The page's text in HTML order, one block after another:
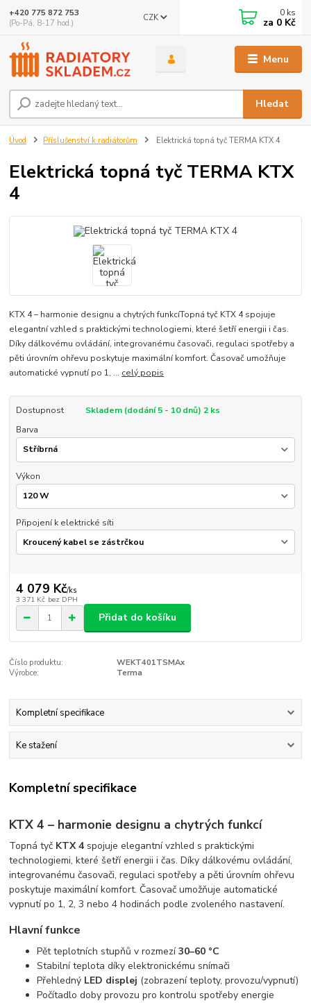
Menu
CZK
Hledat
+420 775 872 753
(Po-Pá, 8-17 hod.)
0 ks
za 0 Kč
Úvod Příslušenství k radiátorům Elektrická topná tyč TERMA KTX 4
Elektrická topná tyč TERMA KTX
4
KTX 4 – harmonie designu a chytrých funkcíTopná tyč KTX 4 spojuje
elegantní vzhled s praktickými technologiemi, které šetří energii i čas.
Díky dálkovému ovládání, integrovanému časovači, regulaci spotřeby a
pěti úrovním ohřevu poskytuje maximální komfort. Časovač umožňuje
automatické vypnutí po 1, ... celý popis
Dostupnost
Skladem (dodání 5 - 10 dnů) 2 ks
Barva
Výkon
Připojení k elektrické síti
4 079 Kč/ks
3 371 Kč bez DPH
Přidat do košíku
Číslo produktu:
WEKT401TSMAx
Výrobce:
Terma
Kompletní specifikace
Ke stažení
Kompletní specifikace
KTX 4 – harmonie designu a chytrých funkcí
Topná tyč KTX 4 spojuje elegantní vzhled s praktickými
technologiemi, které šetří energii i čas. Díky dálkovému ovládání,
integrovanému časovači, regulaci spotřeby a pěti úrovním ohřevu
poskytuje maximální komfort. Časovač umožňuje automatické
vypnutí po 1, 2, 3 nebo 4 hodinách podle zvoleného nastavení.
Hlavní funkce
Pět teplotních stupňů v rozmezí30–60 °C
Stabilní teplota díky elektronickému snímači
Přehledný LED displej (zobrazení teploty, provozu/vypnutí)
Počítadlo doby provozu pro kontrolu spotřeby energie